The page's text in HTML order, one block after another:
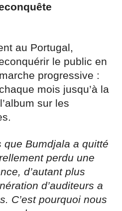
au Portugal,
le public en
progressive :
mois jusqu’à la
sur les
que Bumdjala a quitté
perdu une
d’autant plus
d’auditeurs a
C’est pourquoi nous